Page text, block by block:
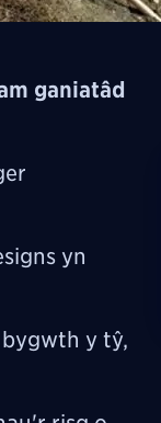
ganiatâd
yn
y tŷ,